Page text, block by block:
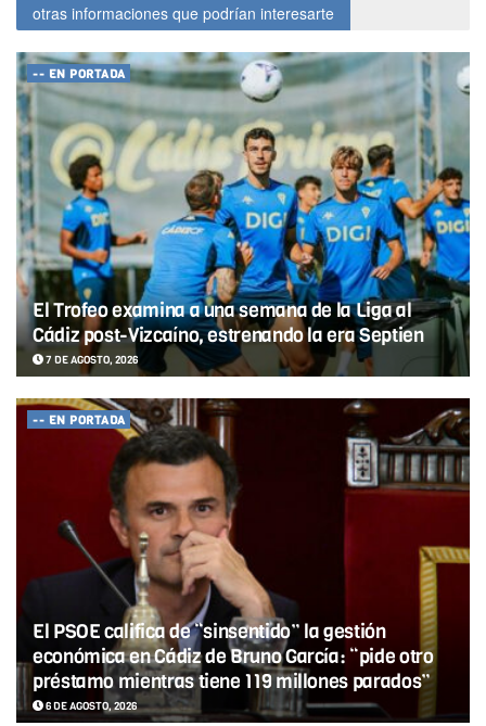
otras informaciones que podrían interesarte
-- EN PORTADA
El Trofeo examina a una semana de la Liga al
Cádiz post-Vizcaíno, estrenando la era Septien
7 DE AGOSTO, 2026
-- EN PORTADA
El PSOE califica de “sinsentido” la gestión
económica en Cádiz de Bruno García: “pide otro
préstamo mientras tiene 119 millones parados”
6 DE AGOSTO, 2026